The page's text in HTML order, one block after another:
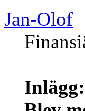
Jan-Olof
Inlägg: